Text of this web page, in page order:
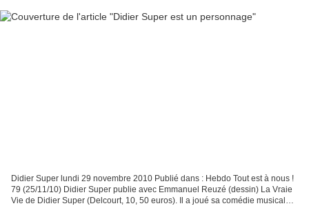
Didier Super lundi 29 novembre 2010 Publié dans : Hebdo Tout est à nous !
79 (25/11/10) Didier Super publie avec Emmanuel Reuzé (dessin) La Vraie
Vie de Didier Super (Delcourt, 10, 50 euros). Il a joué sa comédie musicale